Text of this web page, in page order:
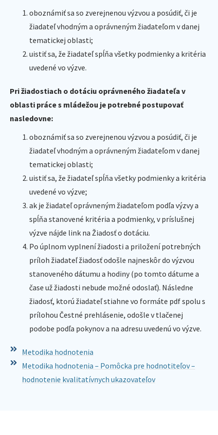
oboznámiť sa so zverejnenou výzvou a posúdiť, či je
žiadateľ vhodným a oprávneným žiadateľom v danej
tematickej oblasti;
uistiť sa, že žiadateľ spĺňa všetky podmienky a kritéria
uvedené vo výzve.
Pri žiadostiach o dotáciu oprávneného žiadateľa v
oblasti práce s mládežou je potrebné postupovať
nasledovne:
oboznámiť sa so zverejnenou výzvou a posúdiť, či je
žiadateľ vhodným a oprávneným žiadateľom v danej
tematickej oblasti;
uistiť sa, že žiadateľ spĺňa všetky podmienky a kritéria
uvedené vo výzve;
ak je žiadateľ oprávneným žiadateľom podľa výzvy a
spĺňa stanovené kritéria a podmienky, v príslušnej
výzve nájde link na Žiadosť o dotáciu.
Po úplnom vyplnení žiadosti a priložení potrebných
príloh žiadateľ žiadosť odošle najneskôr do výzvou
stanoveného dátumu a hodiny (po tomto dátume a
čase už žiadosti nebude možné odoslať). Následne
žiadosť, ktorú žiadateľ stiahne vo formáte pdf spolu s
prílohou Čestné prehlásenie, odošle v tlačenej
podobe podľa pokynov a na adresu uvedenú vo výzve.
Metodika hodnotenia
Metodika hodnotenia – Pomôcka pre hodnotiteľov –
hodnotenie kvalitatívnych ukazovateľov